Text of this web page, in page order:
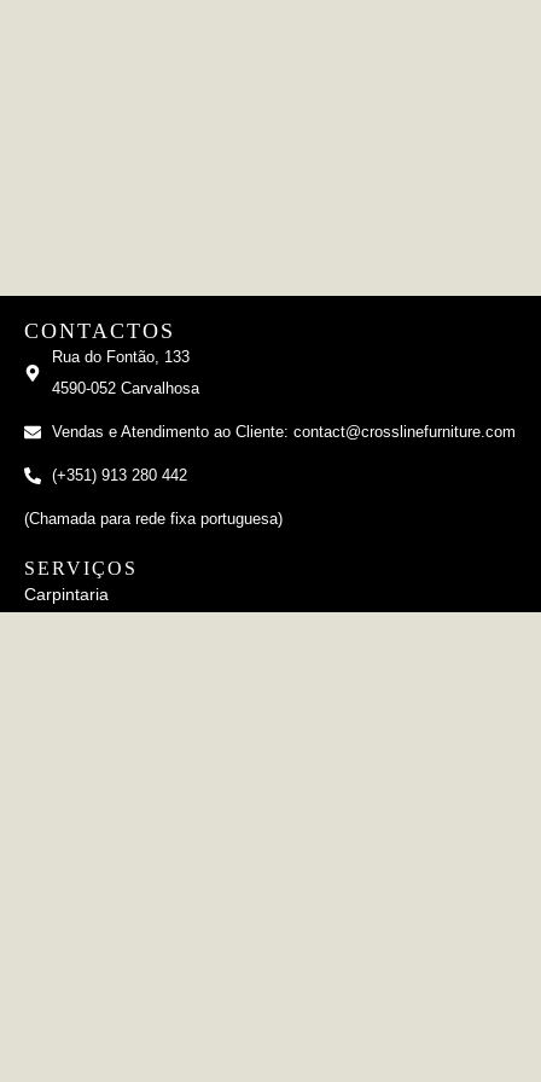
CONTACTOS
Rua do Fontão, 133
4590-052 Carvalhosa
Vendas e Atendimento ao Cliente: contact@crosslinefurniture.com
(+351) 913 280 442
(Chamada para rede fixa portuguesa)
SERVIÇOS
Carpintaria